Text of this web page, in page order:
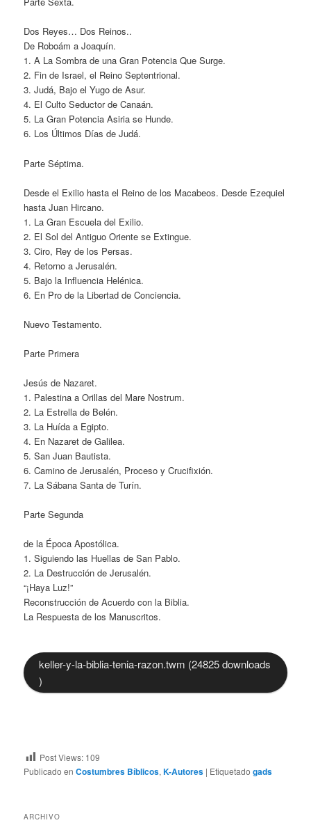
Dos Reyes… Dos Reinos..
De Roboám a Joaquín.
1. A La Sombra de una Gran Potencia Que Surge.
2. Fin de Israel, el Reino Septentrional.
3. Judá, Bajo el Yugo de Asur.
4. El Culto Seductor de Canaán.
5. La Gran Potencia Asiria se Hunde.
6. Los Últimos Días de Judá.
Parte Séptima.
Desde el Exilio hasta el Reino de los Macabeos. Desde Ezequiel
hasta Juan Hircano.
1. La Gran Escuela del Exilio.
2. El Sol del Antiguo Oriente se Extingue.
3. Ciro, Rey de los Persas.
4. Retorno a Jerusalén.
5. Bajo la Influencia Helénica.
6. En Pro de la Libertad de Conciencia.
Nuevo Testamento.
Parte Primera
Jesús de Nazaret.
1. Palestina a Orillas del Mare Nostrum.
2. La Estrella de Belén.
3. La Huída a Egipto.
4. En Nazaret de Galilea.
5. San Juan Bautista.
6. Camino de Jerusalén, Proceso y Crucifixión.
7. La Sábana Santa de Turín.
Parte Segunda
de la Época Apostólica.
1. Siguiendo las Huellas de San Pablo.
2. La Destrucción de Jerusalén.
“¡Haya Luz!”
Reconstrucción de Acuerdo con la Biblia.
La Respuesta de los Manuscritos.
keller-y-la-biblia-tenia-razon.twm (24825 downloads
)
Post Views: 109
Publicado en Costumbres Bíblicos,K-Autores | Etiquetado gads
ARCHIVO